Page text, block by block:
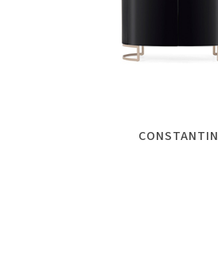
CONSTANTIN